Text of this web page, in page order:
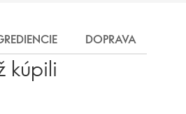
DOPRAVA
kúpili